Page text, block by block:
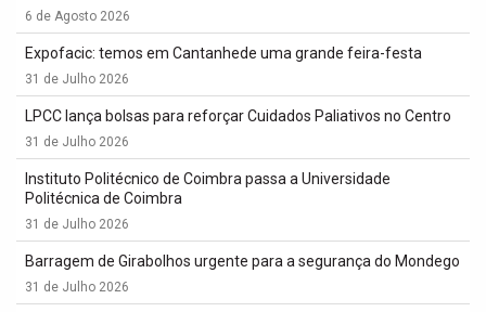
6 de Agosto 2026
Expofacic: temos em Cantanhede uma grande feira-festa
31 de Julho 2026
LPCC lança bolsas para reforçar Cuidados Paliativos no Centro
31 de Julho 2026
Instituto Politécnico de Coimbra passa a Universidade
Politécnica de Coimbra
31 de Julho 2026
Barragem de Girabolhos urgente para a segurança do Mondego
31 de Julho 2026